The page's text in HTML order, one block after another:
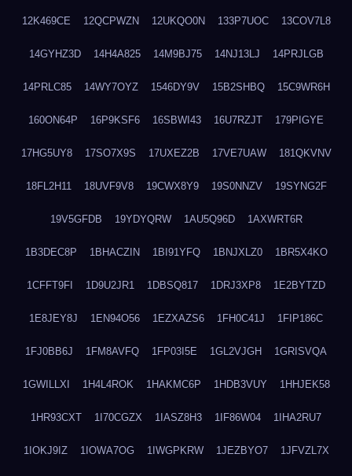
12K469CE 12QCPWZN 12UKQO0N 133P7UOC 13COV7L8
14GYHZ3D 14H4A825 14M9BJ75 14NJ13LJ 14PRJLGB
14PRLC85 14WY7OYZ 1546DY9V 15B2SHBQ 15C9WR6H
160ON64P 16P9KSF6 16SBWI43 16U7RZJT 179PIGYE
17HG5UY8 17SO7X9S 17UXEZ2B 17VE7UAW 181QKVNV
18FL2H11 18UVF9V8 19CWX8Y9 19S0NNZV 19SYNG2F
19V5GFDB 19YDYQRW 1AU5Q96D 1AXWRT6R
1B3DEC8P 1BHACZIN 1BI91YFQ 1BNJXLZ0 1BR5X4KO
1CFFT9FI 1D9U2JR1 1DBSQ817 1DRJ3XP8 1E2BYTZD
1E8JEY8J 1EN94O56 1EZXAZS6 1FH0C41J 1FIP186C
1FJ0BB6J 1FM8AVFQ 1FP03I5E 1GL2VJGH 1GRISVQA
1GWILLXI 1H4L4ROK 1HAKMC6P 1HDB3VUY 1HHJEK58
1HR93CXT 1I70CGZX 1IASZ8H3 1IF86W04 1IHA2RU7
1IOKJ9IZ 1IOWA7OG 1IWGPKRW 1JEZBYO7 1JFVZL7X